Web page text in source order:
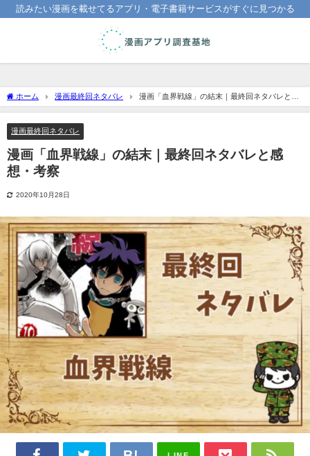
読みたい漫画を載せてるアプリ・電子書籍サービスがすぐに見つかる
ホーム 漫画最終回ネタバレ
漫画「血界戦線」の結末｜最終回ネタバレと感
想・考察
漫画最終回ネタバレ
漫画「血界戦線」の結末｜最終回ネタバレと感
想・考察
2020年10月28日